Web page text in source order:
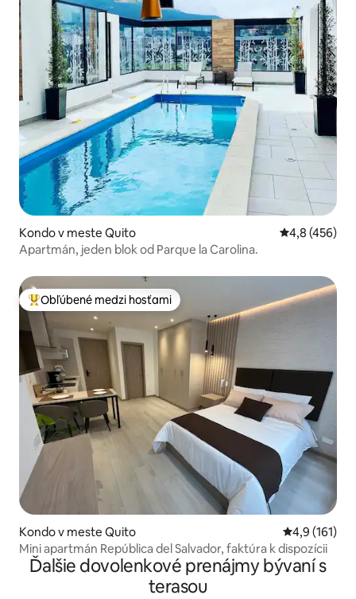
Kondo v meste Quito Priemerné
4,8 (456)
Apartmán, jeden blok od Parque la Carolina.
Najobľúbenejšie medzi hosťami
Obľúbené medzi hosťami
Kondo v meste Quito Priemerné
4,9 (161)
Mini apartmán República del Salvador, faktúra k dispozícii
Ďalšie dovolenkové prenájmy bývaní s
terasou